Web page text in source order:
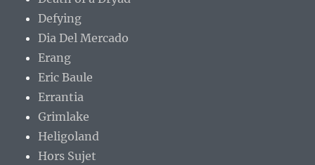
Defying
Dia Del Mercado
Erang
Eric Baule
Errantia
Grimlake
Heligoland
Hors Sujet